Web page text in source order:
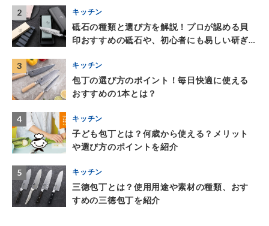
2 キッチン
砥⽯の種類と選び⽅を解説！プロが認める⾙
印おすすめの砥⽯や、初⼼者にも易しい研ぎ
3
キッチン
包丁の選び方のポイント！毎日快適に使える
おすすめの1本とは？
4 キッチン
子ども包丁とは？何歳から使える？メリット
や選び方のポイントを紹介
5 キッチン
三徳包丁とは？使用用途や素材の種類、おす
すめの三徳包丁を紹介